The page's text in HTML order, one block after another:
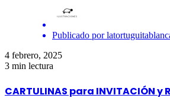
Publicado por
4 febrero, 2025
3 min lectura
CARTULINAS para INVITACIÓN y